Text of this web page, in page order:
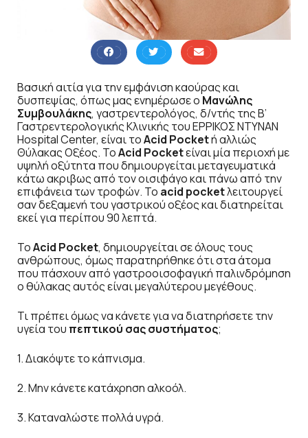
Βασική αιτία για την εμφάνιση καούρας και
δυσπεψίας, όπως μας ενημέρωσε ο Μανώλης
Συμβουλάκης, γαστρεντερολόγος, δ/ντής της Β’
Γαστρεντερολογικής Κλινικής του ΕΡΡΙΚΟΣ ΝΤΥΝΑΝ
Hospital Center, είναι τοAcid Pocketή αλλιώς
Θύλακας Οξέος. ΤοAcid Pocketείναι μία περιοχή με
υψηλή οξύτητα που δημιουργείται μεταγευματικά
κάτω ακριβως από τον οισιφάγο και πάνω από την
επιφάνεια των τροφών. Το acid pocketλειτουργεί
σαν δεξαμενή του γαστρικού οξέος και διατηρείται
εκεί για περίπου 90 λεπτά.
ΤοAcid Pocket, δημιουργείται σε όλους τους
ανθρώπους, όμως παρατηρήθηκε ότι στα άτομα
που πάσχουν από γαστροοισοφαγική παλινδρόμηση
ο θύλακας αυτός είναι μεγαλύτερoυ μεγέθους.
Τι πρέπει όμως να κάνετε για να διατηρήσετε την
υγεία του πεπτικού σας συστήματος;
1. Διακόψτε το κάπνισμα.
2. Μην κάνετε κατάχρηση αλκοόλ.
3. Καταναλώστε πολλά υγρά.